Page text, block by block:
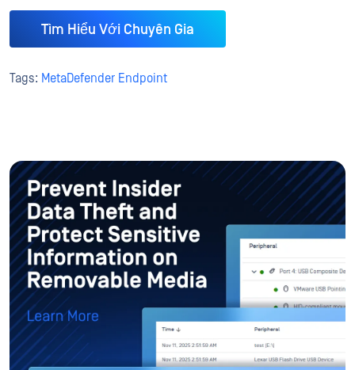
Tìm Hiểu Với Chuyên Gia
Tags: MetaDefender Endpoint